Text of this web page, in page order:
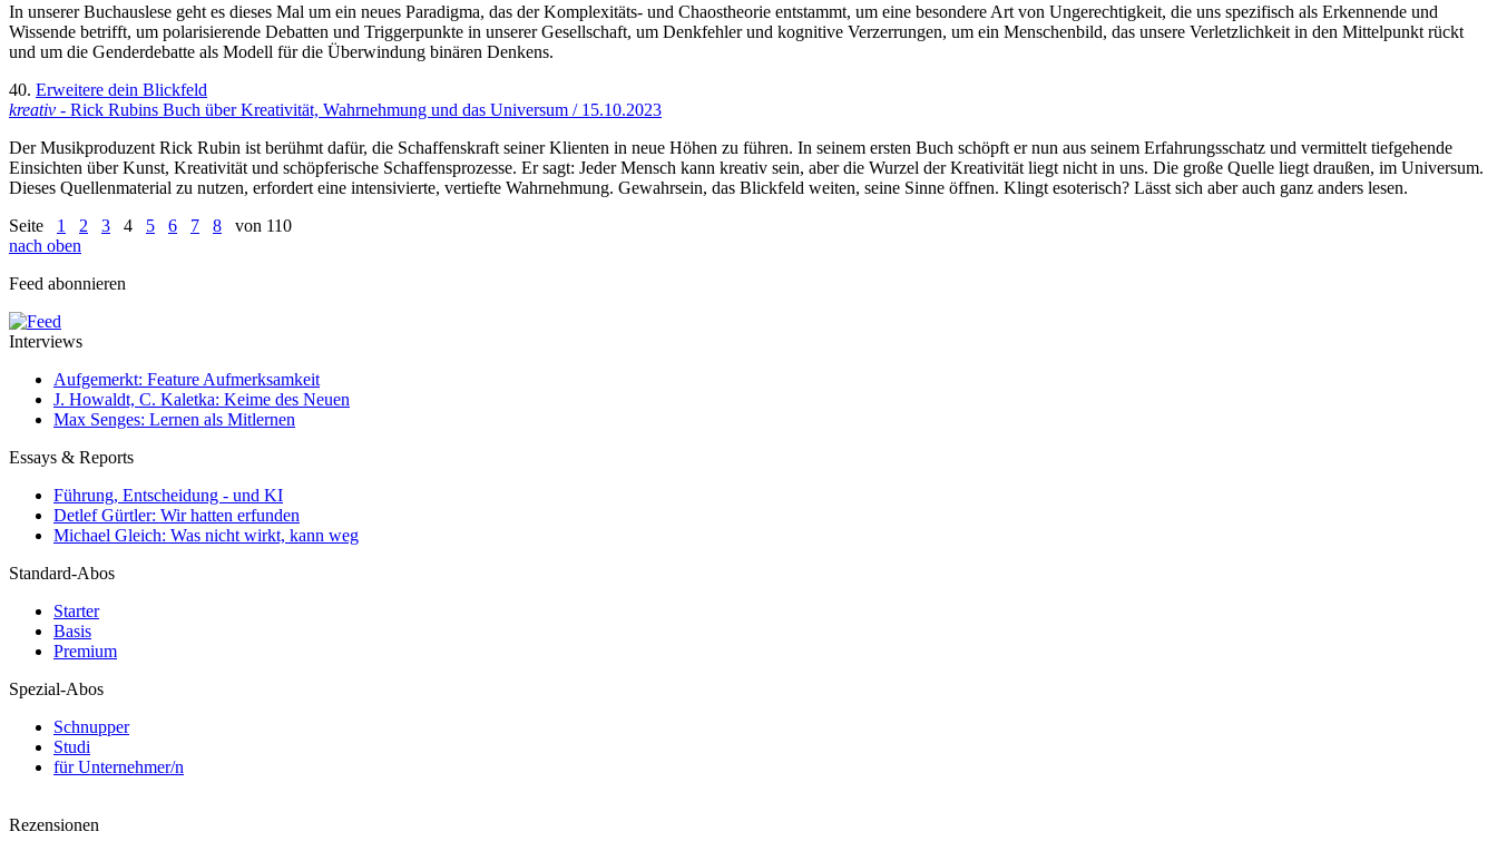
In unserer Buchauslese geht es dieses Mal um ein neues Paradigma, das der Komplexitäts- und Chaostheorie entstammt, um eine besondere Art von Ungerechtigkeit, die uns spezifisch als Erkennende und
Wissende betrifft, um polarisierende Debatten und Triggerpunkte in unserer Gesellschaft, um Denkfehler und kognitive Verzerrungen, um ein Menschenbild, das unsere Verletzlichkeit in den Mittelpunkt rückt
und um die Genderdebatte als Modell für die Überwindung binären Denkens.
40. Erweitere dein Blickfeld
kreativ - Rick Rubins Buch über Kreativität, Wahrnehmung und das Universum / 15.10.2023
Der Musikproduzent Rick Rubin ist berühmt dafür, die Schaffenskraft seiner Klienten in neue Höhen zu führen. In seinem ersten Buch schöpft er nun aus seinem Erfahrungsschatz und vermittelt tiefgehende
Einsichten über Kunst, Kreativität und schöpferische Schaffensprozesse. Er sagt: Jeder Mensch kann kreativ sein, aber die Wurzel der Kreativität liegt nicht in uns. Die große Quelle liegt draußen, im Universum.
Dieses Quellenmaterial zu nutzen, erfordert eine intensivierte, vertiefte Wahrnehmung. Gewahrsein, das Blickfeld weiten, seine Sinne öffnen. Klingt esoterisch? Lässt sich aber auch ganz anders lesen.
Seite 1 2 3 4 5 6 7 8 von 110
nach oben
Feed abonnieren
Interviews
Aufgemerkt: Feature Aufmerksamkeit
J. Howaldt, C. Kaletka: Keime des Neuen
Max Senges: Lernen als Mitlernen
Essays & Reports
Führung, Entscheidung - und KI
Detlef Gürtler: Wir hatten erfunden
Michael Gleich: Was nicht wirkt, kann weg
Standard-Abos
Starter
Basis
Premium
Spezial-Abos
Schnupper
Studi
für Unternehmer/n
Rezensionen